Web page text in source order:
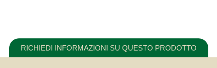
RICHIEDI INFORMAZIONI SU QUESTO PRODOTTO